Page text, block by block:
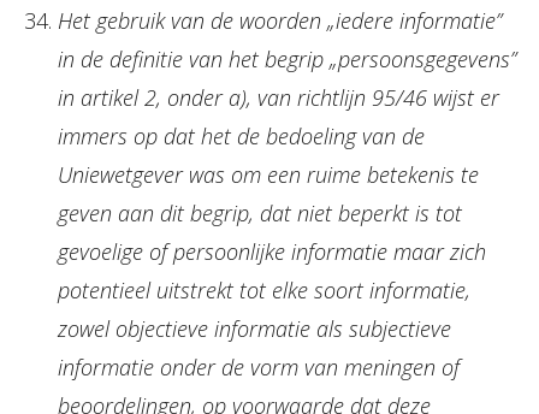
Het gebruik van de woorden „iedere informatie”
in de definitie van het begrip „persoonsgegevens”
in artikel 2, onder a), van richtlijn 95/46 wijst er
immers op dat het de bedoeling van de
Uniewetgever was om een ruime betekenis te
geven aan dit begrip, dat niet beperkt is tot
gevoelige of persoonlijke informatie maar zich
potentieel uitstrekt tot elke soort informatie,
zowel objectieve informatie als subjectieve
informatie onder de vorm van meningen of
beoordelingen, op voorwaarde dat deze